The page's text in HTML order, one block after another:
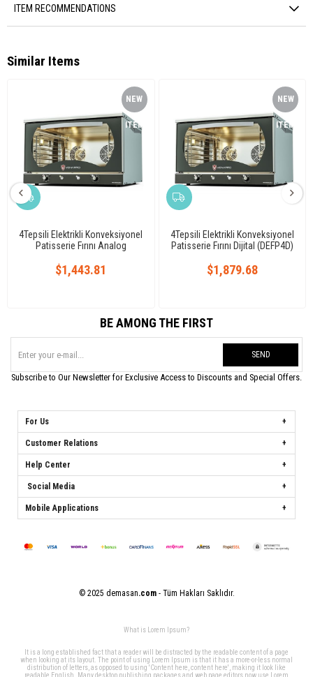
ITEM RECOMMENDATIONS
Similar Items
4Tepsili Elektrikli Konveksiyonel
Patisserie Fırını Analog
$1,443.81
NEW
ITEM
4Tepsili Elektrikli Konveksiyonel
Patisserie Fırını Dijital (DEFP4D)
$1,879.68
NEW
ITEM
BE AMONG THE FIRST
SEND
Subscribe to Our Newsletter for Exclusive Access to Discounts and Special Offers.
For Us
Customer Relations
Help Center
Social Media
Mobile Applications
© 2025 demasan.com- Tüm Hakları Saklıdır.
What is Lorem Ipsum?
It is a long established fact that a reader will be distracted by the readable content of a page
when looking at its layout. The point of using Lorem Ipsum is that it has a more-or-less normal
distribution of letters, as opposed to using 'Content here, content here', making it look like